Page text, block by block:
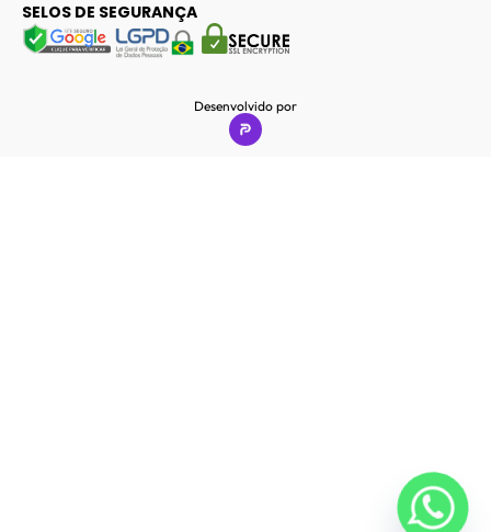
SELOS DE SEGURANÇA
Desenvolvido por